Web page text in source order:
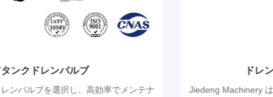
でメンテナ
ドレンバルブコントローラー
Jiedeng Machinery は、エアタンクドレンバル